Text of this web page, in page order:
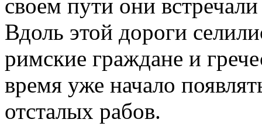
своем пути они
Вдоль этой дороги
римские граждане и
время уже начало
отсталых рабов.